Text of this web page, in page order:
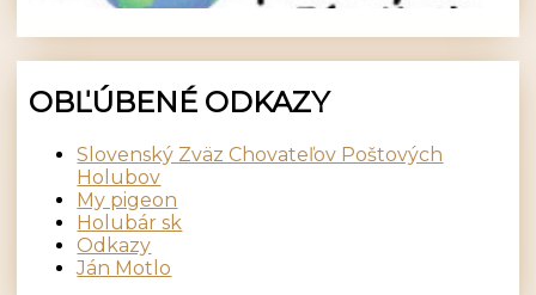
OBĽÚBENÉ ODKAZY
Slovenský Zväz Chovateľov Poštových
Holubov
My pigeon
Holubár sk
Odkazy
Ján Motlo